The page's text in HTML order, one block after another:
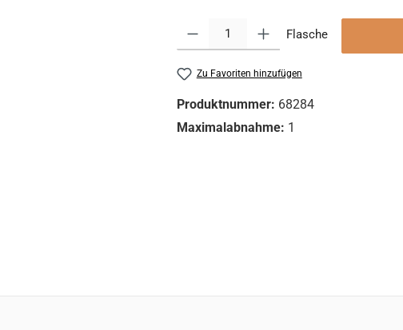
Produkt Anzahl: Gib den gewünschten Wert
Flasche
Zu Favoriten hinzufügen
Produktnummer: 68284
Maximalabnahme: 1